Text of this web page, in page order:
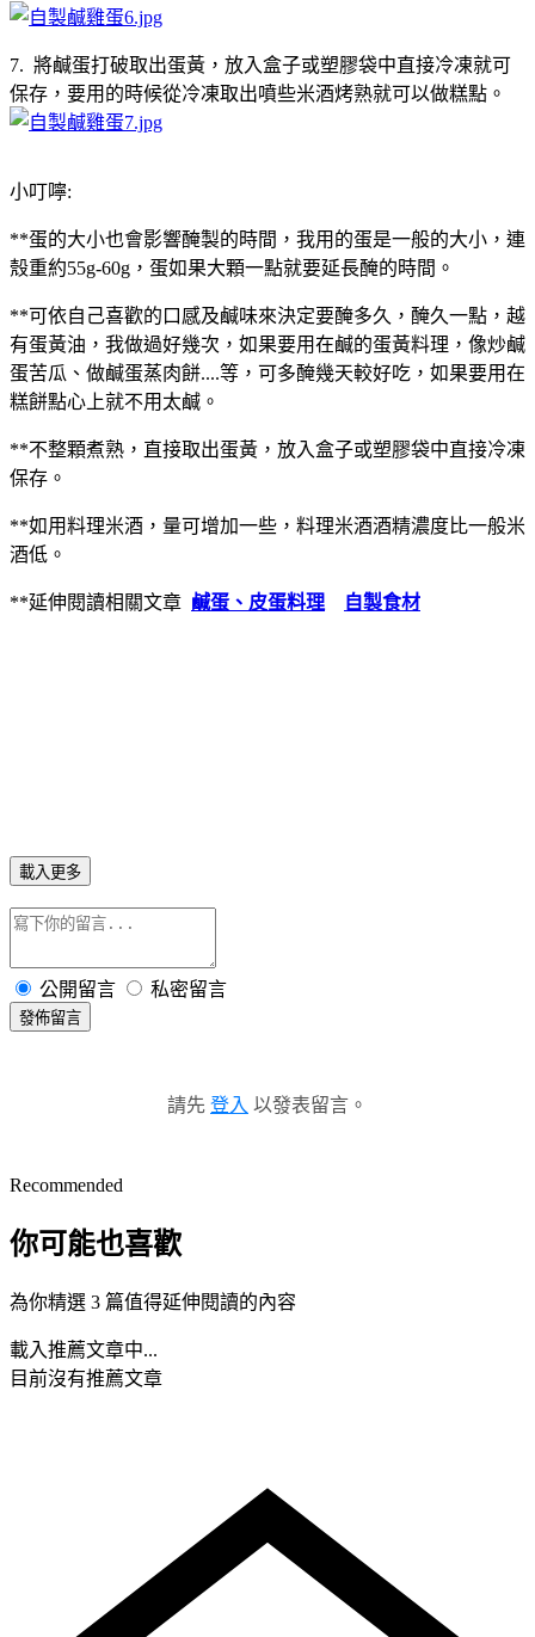
7. 將鹹蛋打破取出蛋黃，放入盒子或塑膠袋中直接冷凍就可
保存，要用的時候從冷凍取出噴些米酒烤熟就可以做糕點。
小叮嚀:
**蛋的大小也會影響醃製的時間，我用的蛋是一般的大小，連
殼重約55g-60g，蛋如果大顆一點就要延長醃的時間。
**可依自己喜歡的口感及鹹味來決定要醃多久，醃久一點，越
有蛋黃油，我做過好幾次，如果要用在鹹的蛋黃料理，像炒鹹
蛋苦瓜、做鹹蛋蒸肉餅....等，可多醃幾天較好吃，如果要用在
糕餅點心上就不用太鹹。
**不整顆煮熟，直接取出蛋黃，放入盒子或塑膠袋中直接冷凍
保存。
**如用料理米酒，量可增加一些，料理米酒酒精濃度比一般米
酒低。
**延伸閱讀相關文章 鹹蛋、皮蛋料理 自製食材
載入更多
公開留言 私密留言
發佈留言
請先 登入 以發表留言。
Recommended
你可能也喜歡
為你精選 3 篇值得延伸閱讀的內容
載入推薦文章中...
目前沒有推薦文章